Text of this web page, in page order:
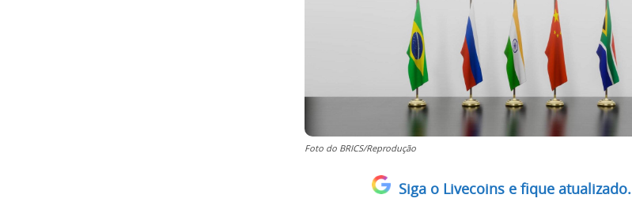
Foto do BRICS/Reprodução
Siga o Livecoins e fique atualizado.